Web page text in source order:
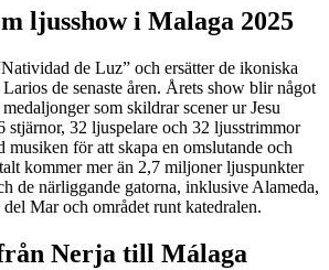
ljusshow i Malaga 2025
de Luz” och ersätter de ikoniska
de senaste åren. Årets show blir något
som skildrar scener ur Jesu
stjärnor, 32 ljuspelare och 32 ljusstrimmor
musiken för att skapa en omslutande och
kommer mer än 2,7 miljoner ljuspunkter
de närliggande gatorna, inklusive Alameda,
Mar och området runt katedralen.
Nerja till Málaga